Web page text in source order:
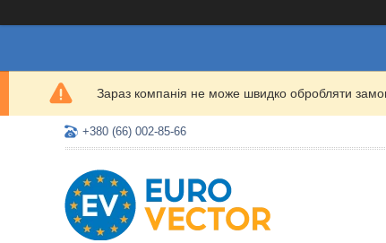
Зараз компанія не може швидко обробляти
+380 (66) 002-85-66